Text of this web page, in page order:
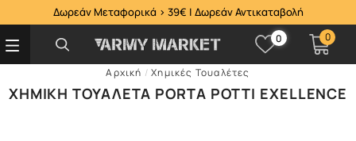
Δωρεάν Μεταφορικά > 39€ | Δωρεάν Αντικαταβολή
0 0
Αρχική /Χημικές Τουαλέτες
ΧΗΜΙΚΉ ΤΟΥΑΛΈΤΑ PORTA POTTI EXELLENCE